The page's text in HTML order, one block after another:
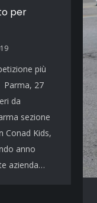
per
più
Parma, 27
da
sezione
Conad Kids,
anno
azienda…